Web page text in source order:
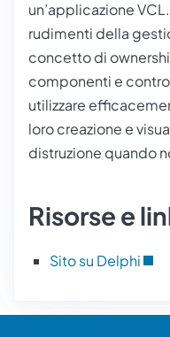
un’applicazione
rudimenti della
concetto di
componenti e
utilizzare
loro creazione e
distruzione quando
Risorse e
Sito su Delphi